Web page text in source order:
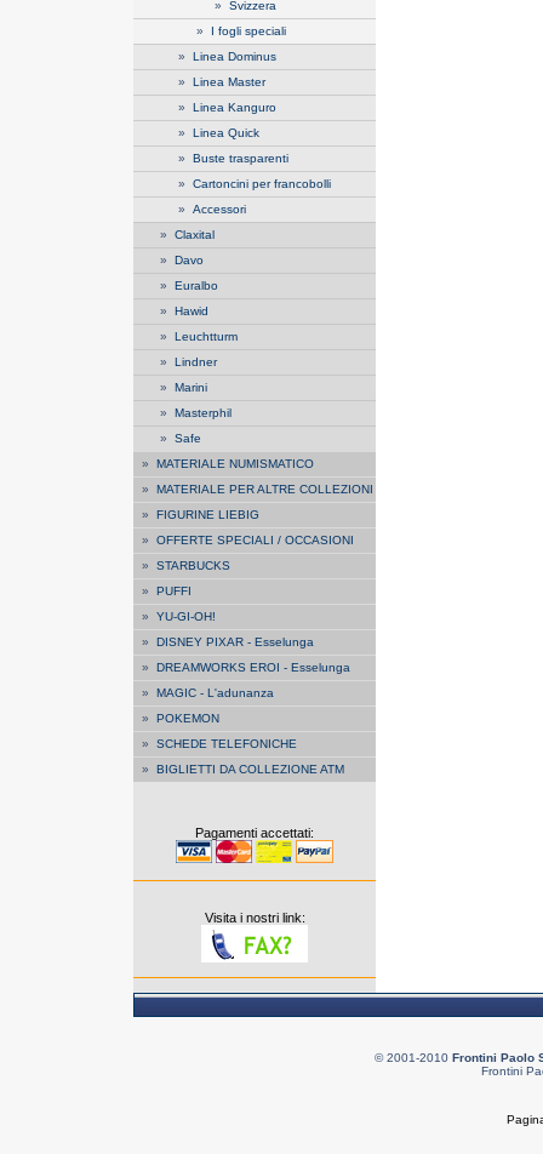
» Svizzera
» I fogli speciali
» Linea Dominus
» Linea Master
» Linea Kanguro
» Linea Quick
» Buste trasparenti
» Cartoncini per francobolli
» Accessori
» Claxital
» Davo
» Euralbo
» Hawid
» Leuchtturm
» Lindner
» Marini
» Masterphil
» Safe
» MATERIALE NUMISMATICO
» MATERIALE PER ALTRE COLLEZIONI
» FIGURINE LIEBIG
» OFFERTE SPECIALI / OCCASIONI
» STARBUCKS
» PUFFI
» YU-GI-OH!
» DISNEY PIXAR - Esselunga
» DREAMWORKS EROI - Esselunga
» MAGIC - L'adunanza
» POKEMON
» SCHEDE TELEFONICHE
» BIGLIETTI DA COLLEZIONE ATM
Pagamenti accettati:
Visita i nostri link:
© 2001-2010 Frontini Paolo
Frontini